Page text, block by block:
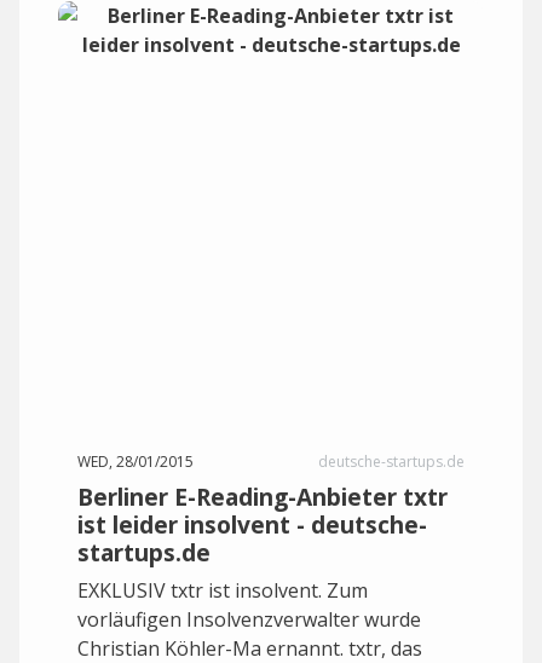
WED, 28/01/2015 deutsche-startups.de
Berliner E-Reading-Anbieter txtr
ist leider insolvent - deutsche-
startups.de
EXKLUSIV txtr ist insolvent. Zum
vorläufigen Insolvenzverwalter wurde
Christian Köhler-Ma ernannt. txtr, das